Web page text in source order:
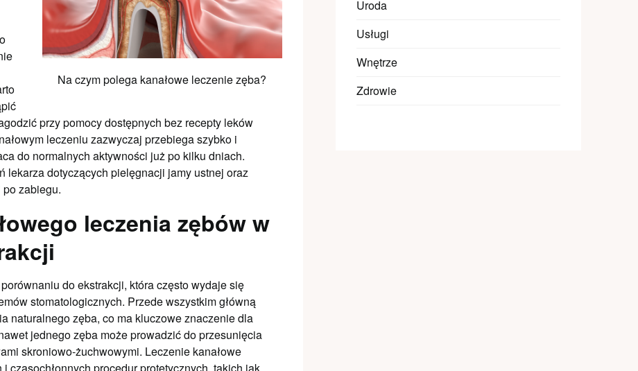
Na czym polega kanałowe leczenie zęba?
przy pomocy dostępnych bez recepty leków
leczeniu zazwyczaj przebiega szybko i
do normalnych aktywności już po kilku dniach.
lekarza dotyczących pielęgnacji jamy ustnej oraz
zabiegu.
leczenia zębów w
do ekstrakcji, która często wydaje się
stomatologicznych. Przede wszystkim główną
naturalnego zęba, co ma kluczowe znaczenie dla
jednego zęba może prowadzić do przesunięcia
skroniowo-żuchwowymi. Leczenie kanałowe
Uroda
Usługi
Wnętrze
Zdrowie